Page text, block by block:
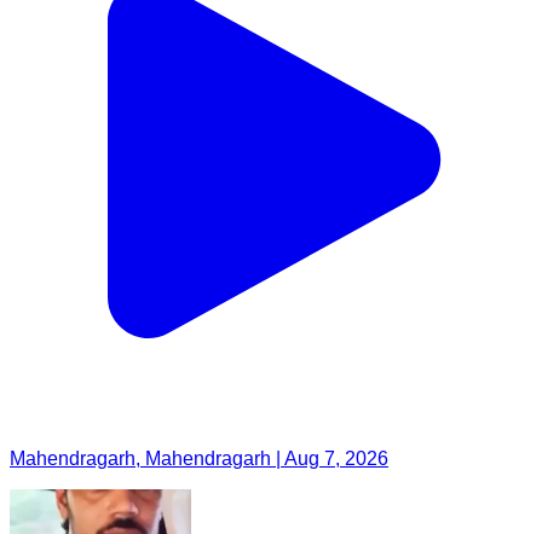
Mahendragarh, Mahendragarh | Aug 7, 2026